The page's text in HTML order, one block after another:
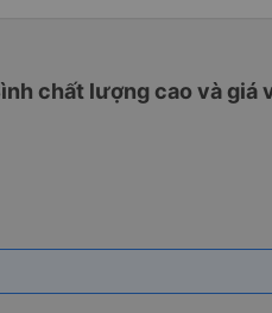
chất lượng cao và giá